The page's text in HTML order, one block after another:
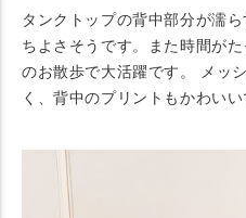
タンクトップの背中部分が濡
ちよさそうです。また時間が
のお散歩で大活躍です。 メッ
く、背中のプリントもかわいい